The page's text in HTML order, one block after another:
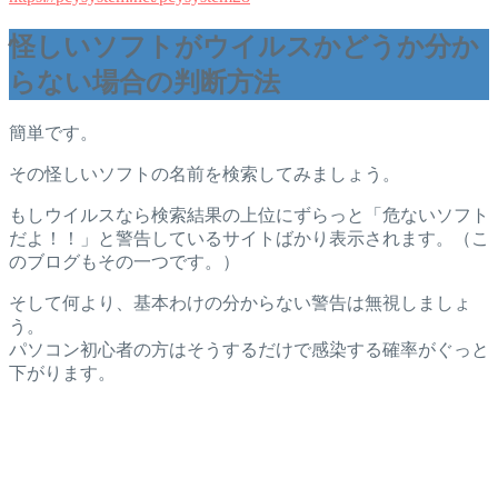
怪しいソフトがウイルスかどうか分か
らない場合の判断方法
簡単です。
その怪しいソフトの名前を検索してみましょう。
もしウイルスなら検索結果の上位にずらっと「危ないソフト
だよ！！」と警告しているサイトばかり表示されます。（こ
のブログもその一つです。）
そして何より、基本わけの分からない警告は無視しましょ
う。
パソコン初心者の方はそうするだけで感染する確率がぐっと
下がります。